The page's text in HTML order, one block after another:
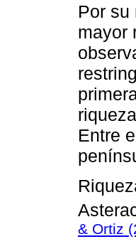
Por su
mayor
Entre
& Ortiz